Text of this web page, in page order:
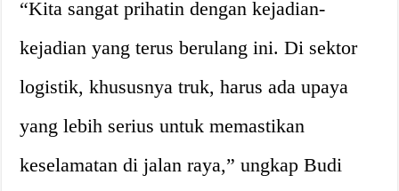
“Kita sangat prihatin dengan kejadian-
kejadian yang terus berulang ini. Di sektor
logistik, khususnya truk, harus ada upaya
yang lebih serius untuk memastikan
keselamatan di jalan raya,” ungkap Budi